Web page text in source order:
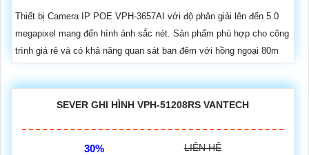
Thiết bị Camera IP POE VPH-3657AI với độ phân giải lên đến 5.0
megapixel mang đến hình ảnh sắc nét. Sản phẩm phù hợp cho công
trình giá rẻ và có khả năng quan sát ban đêm với hồng ngoại 80m
SEVER GHI HÌNH VPH-51208RS VANTECH
30% LIÊN HỆ